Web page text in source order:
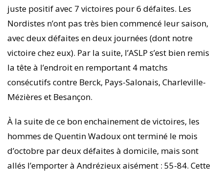
juste positif avec 7 victoires pour 6 défaites. Les
Nordistes n’ont pas très bien commencé leur saison,
avec deux défaites en deux journées (dont notre
victoire chez eux). Par la suite, l’ASLP s’est bien remis
la tête à l’endroit en remportant 4 matchs
consécutifs contre Berck, Pays-Salonais, Charleville-
Mézières et Besançon.
À la suite de ce bon enchainement de victoires, les
hommes de Quentin Wadoux ont terminé le mois
d’octobre par deux défaites à domicile, mais sont
allés l’emporter à Andrézieux aisément : 55-84. Cette